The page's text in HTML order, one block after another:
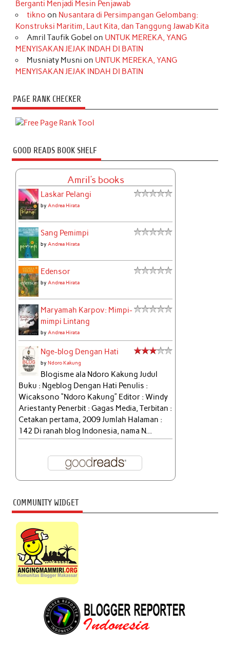
Berganti Menjadi Mesin Penjawab
tikno on Nusantara di Persimpangan Gelombang:
Konstruksi Maritim, Laut Kita, dan Tanggung Jawab Kita
Amril Taufik Gobel on UNTUK MEREKA, YANG
MENYISAKAN JEJAK INDAH DI BATIN
Musniaty Musni on UNTUK MEREKA, YANG
MENYISAKAN JEJAK INDAH DI BATIN
PAGE RANK CHECKER
GOOD READS BOOK SHELF
Amril's books
Laskar Pelangi
byAndrea Hirata
Sang Pemimpi
byAndrea Hirata
Edensor
byAndrea Hirata
Maryamah Karpov: Mimpi-
mimpi Lintang
byAndrea Hirata
Nge-blog Dengan Hati
byNdoro Kakung
Blogisme ala Ndoro Kakung Judul
Buku : Ngeblog Dengan Hati Penulis :
Wicaksono “Ndoro Kakung” Editor : Windy
Ariestanty Penerbit : Gagas Media, Terbitan :
Cetakan pertama, 2009 Jumlah Halaman :
142 Di ranah blog Indonesia, nama N...
COMMUNITY WIDGET